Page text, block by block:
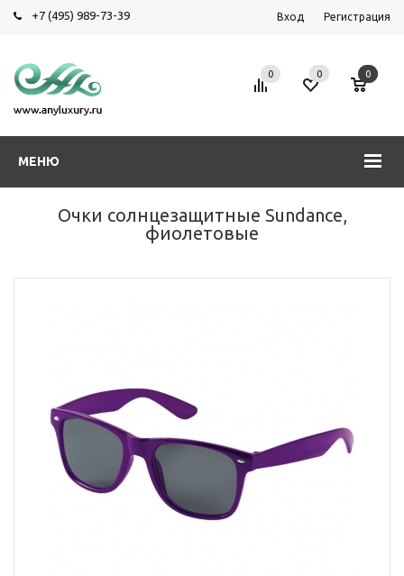
+7 (495) 989-73-39 Вход Регистрация
МЕНЮ
0 0 0
Очки солнцезащитные Sundance,
фиолетовые